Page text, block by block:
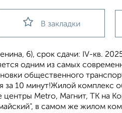
В закладки
6), срок сдачи: IV-кв.
одним из самых
общественного
10 минут!Жилой комплекс
Metro, Магнит, ТК на
в самом же жилом